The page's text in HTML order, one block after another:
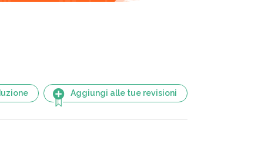
Aggiungi alle tue revisioni